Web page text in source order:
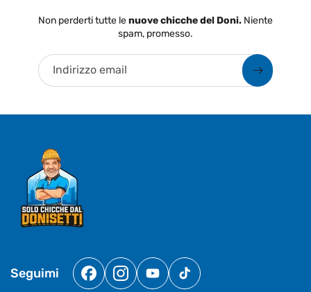
Non perderti tutte lenuove chicche del Doni. Niente
spam, promesso.
Indirizzo email
Seguimi
FacebookInstagram
YouTubeTikTok